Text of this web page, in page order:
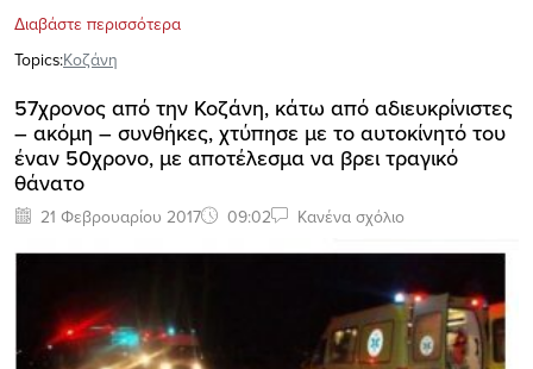
Διαβάστε περισσότερα
Topics:Κοζάνη
57χρονος από την Κοζάνη, κάτω από αδιευκρίνιστες
– ακόμη – συνθήκες, χτύπησε με το αυτοκίνητό του
έναν 50χρονο, με αποτέλεσμα να βρει τραγικό
θάνατο
21 Φεβρουαρίου 2017 09:02 Κανένα σχόλιο